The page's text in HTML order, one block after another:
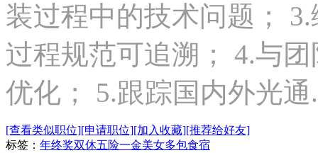
装过程中的技术问题；
过程规范可追溯； 4.与
优化； 5.跟踪国内外光通
[查看类似职位][申请职位][加入收藏][推荐给好友]
标签： 年终奖双休五险一金美女多包食宿